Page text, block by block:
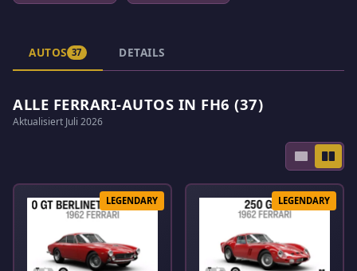
AUTOS 37 DETAILS
ALLE FERRARI-AUTOS IN FH6 (37)
Aktualisiert Juli 2026
LEGENDARY LEGENDARY